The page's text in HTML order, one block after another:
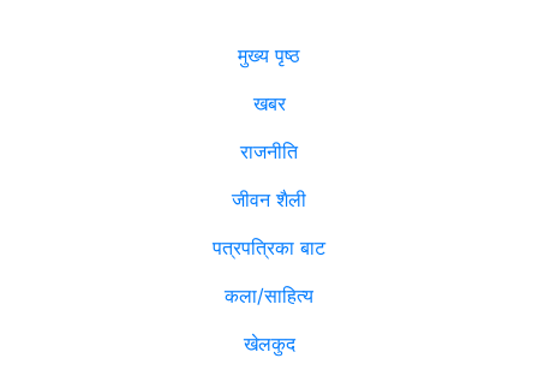
मुख्य पृष्ठ
खबर
राजनीति
जीवन शैली
पत्रपत्रिका बाट
कला/साहित्य
खेलकुद